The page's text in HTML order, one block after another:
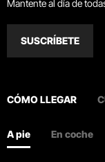
Mantente al día de
SUSCRÍBETE
CÓMO LLEGAR
A pie En coche